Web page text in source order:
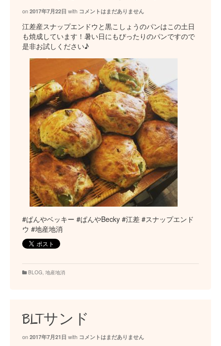
on 2017年7月22日 with コメントはまだありません
江差産スナップエンドウと黒こしょうのパンはこの土日
も焼成しています！暑い日にもぴったりのパンですので
是非お試しください♪
#ぱんやベッキー #ぱんやBecky #江差 #スナップエンド
ウ #地産地消
BLOG 地産地消
BLTサンド
on 2017年7月21日 with コメントはまだありません